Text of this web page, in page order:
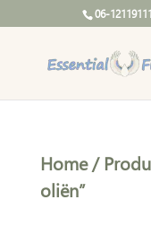
06-12119111
Home/
oliën”